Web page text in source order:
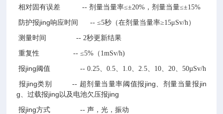
相对固有误差 -- 剂量当量率≤±20%，剂量当量≤±15%
防护报jing响应时间 -- ≤5秒（在剂量当量率≥15μSv/h）
测量时间 --2秒更新结果
重复性 -- ≤5%（1mSv/h)
报jing阈值 --0.25、0.5、1.0、2.5、10、20、50µSv/h
报 jing类别 -- 超剂量当量率阈值报jing、剂量当量报jin
g、过载报jing 以及电池欠压报jing
报jing方式 -- 声，光，振动